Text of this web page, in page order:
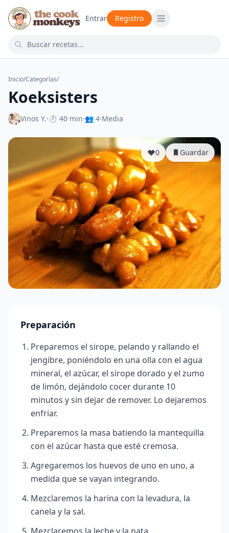
Entrar Registro
Inicio/Categorías/
Koeksisters
Vinos Y.·⏱ 40 min·👥 4·Media
0 Guardar
Preparación
Preparemos el sirope, pelando y rallando el
jengibre, poniéndolo en una olla con el agua
mineral, el azúcar, el sirope dorado y el zumo
de limón, dejándolo cocer durante 10
minutos y sin dejar de remover. Lo dejaremos
enfriar.
Preparemos la masa batiendo la mantequilla
con el azúcar hasta que esté cremosa.
Agregaremos los huevos de uno en uno, a
medida que se vayan integrando.
Mezclaremos la harina con la levadura, la
canela y la sal.